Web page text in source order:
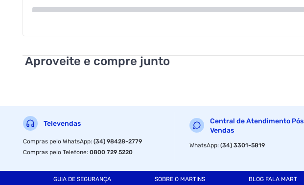
Aproveite e compre junto
Televendas
Compras pelo WhatsApp:(34) 98428-2779
Compras pelo Telefone:0800 729 5220
Central de Atendimento Pós
Vendas
WhatsApp:(34) 3301-5819
GUIA DE SEGURANÇA SOBRE O MARTINS BLOG FALA MART